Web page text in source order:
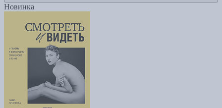
Новинка